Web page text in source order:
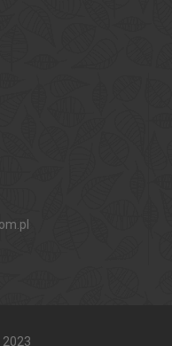
2023